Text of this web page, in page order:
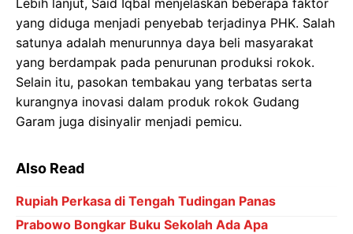
Lebih lanjut, Said Iqbal menjelaskan beberapa faktor
yang diduga menjadi penyebab terjadinya PHK. Salah
satunya adalah menurunnya daya beli masyarakat
yang berdampak pada penurunan produksi rokok.
Selain itu, pasokan tembakau yang terbatas serta
kurangnya inovasi dalam produk rokok Gudang
Garam juga disinyalir menjadi pemicu.
Also Read
Rupiah Perkasa di Tengah Tudingan Panas
Prabowo Bongkar Buku Sekolah Ada Apa